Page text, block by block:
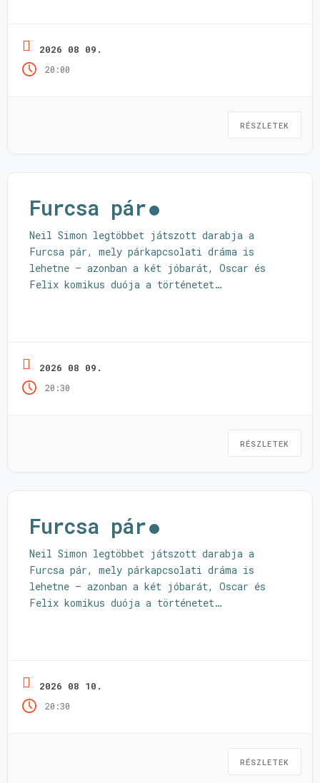
dokumentumfilmeket, játékfilmeket és
animációkat is. Trailer:
Várudvar, Kiállítótér (Szigliget, Kisfaludy
2026 08 09.
20:00
RÉSZLETEK
Furcsa pár
Neil Simon legtöbbet játszott darabja a
Furcsa pár, mely párkapcsolati dráma is
lehetne – azonban a két jóbarát, Oscar és
Felix komikus duója a történetet
2026 08 09.
20:30
RÉSZLETEK
Furcsa pár
Neil Simon legtöbbet játszott darabja a
Furcsa pár, mely párkapcsolati dráma is
lehetne – azonban a két jóbarát, Oscar és
Felix komikus duója a történetet
2026 08 10.
20:30
RÉSZLETEK